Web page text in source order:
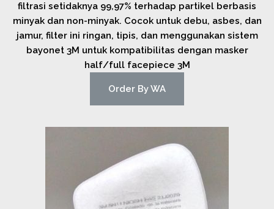
filtrasi setidaknya 99,97% terhadap partikel berbasis
minyak dan non-minyak. Cocok untuk debu, asbes, dan
jamur, filter ini ringan, tipis, dan menggunakan sistem
bayonet 3M untuk kompatibilitas dengan masker
half/full facepiece 3M
Order By WA